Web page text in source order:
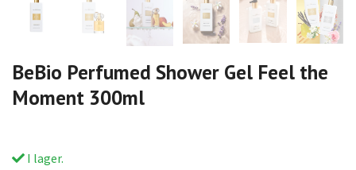
BeBio Perfumed Shower Gel Feel the
Moment 300ml
I lager.